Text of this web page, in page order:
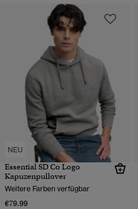
NEU
Essential SD Co Logo
Kapuzenpullover
Weitere Farben verfügbar
€79.99